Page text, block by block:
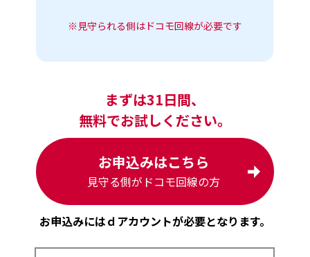
※見守られる側はドコモ回線が必要です
まずは31日間、
無料でお試しください。
お申込みはこちら
見守る側がドコモ回線の方
お申込みにはｄアカウントが必要となります。